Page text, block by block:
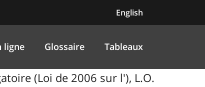
English
ligne Glossaire Tableaux
(Loi de 2006 sur l'), L.O.